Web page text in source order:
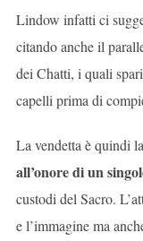
Lindow infatti ci
citando anche il
dei Chatti, i quali
capelli prima di
La vendetta è quindi la
all’onore di un
custodi del Sacro.
e l’immagine ma